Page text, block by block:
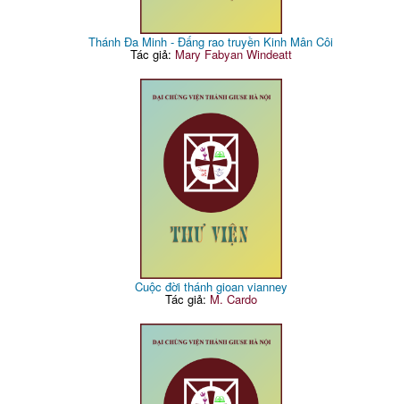
Thánh Đa Minh - Đấng rao truyền Kinh Mân Côi
Tác giả: Mary Fabyan Windeatt
Cuộc đời thánh gioan vianney
Tác giả: M. Cardo